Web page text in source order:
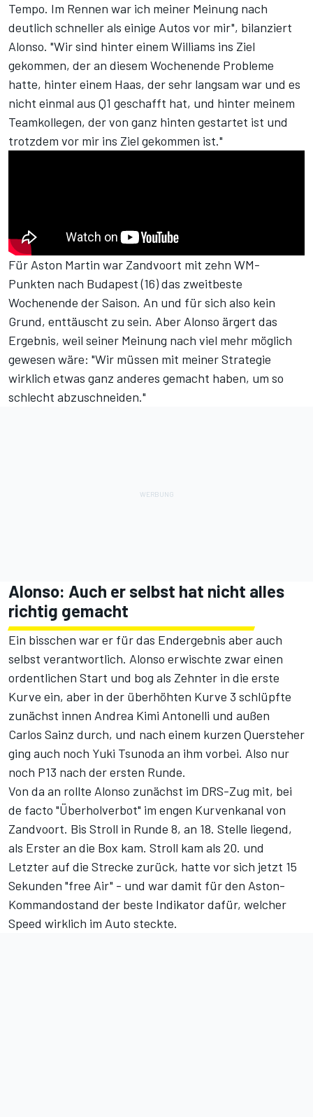
Tempo. Im Rennen war ich meiner Meinung nach
deutlich schneller als einige Autos vor mir", bilanziert
Alonso. "Wir sind hinter einem Williams ins Ziel
gekommen, der an diesem Wochenende Probleme
hatte, hinter einem Haas, der sehr langsam war und es
nicht einmal aus Q1 geschafft hat, und hinter meinem
Teamkollegen, der von ganz hinten gestartet ist und
trotzdem vor mir ins Ziel gekommen ist."
Für Aston Martin war Zandvoort mit zehn WM-
Punkten nach Budapest (16) das zweitbeste
Wochenende der Saison. An und für sich also kein
Grund, enttäuscht zu sein. Aber Alonso ärgert das
Ergebnis, weil seiner Meinung nach viel mehr möglich
gewesen wäre: "Wir müssen mit meiner Strategie
wirklich etwas ganz anderes gemacht haben, um so
schlecht abzuschneiden."
Alonso: Auch er selbst hat nicht alles
richtig gemacht
Ein bisschen war er für das Endergebnis aber auch
selbst verantwortlich. Alonso erwischte zwar einen
ordentlichen Start und bog als Zehnter in die erste
Kurve ein, aber in der überhöhten Kurve 3 schlüpfte
zunächst innen Andrea Kimi Antonelli und außen
Carlos Sainz durch, und nach einem kurzen Quersteher
ging auch noch Yuki Tsunoda an ihm vorbei. Also nur
noch P13 nach der ersten Runde.
Von da an rollte Alonso zunächst im DRS-Zug mit, bei
de facto "Überholverbot" im engen Kurvenkanal von
Zandvoort. Bis Stroll in Runde 8, an 18. Stelle liegend,
als Erster an die Box kam. Stroll kam als 20. und
Letzter auf die Strecke zurück, hatte vor sich jetzt 15
Sekunden "free Air" - und war damit für den Aston-
Kommandostand der beste Indikator dafür, welcher
Speed wirklich im Auto steckte.